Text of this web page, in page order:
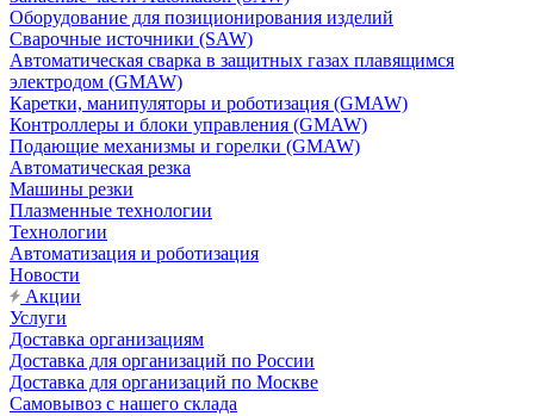
Оборудование для позиционирования изделий
Сварочные источники (SAW)
Автоматическая сварка в защитных газах плавящимся
электродом (GMAW)
Каретки, манипуляторы и роботизация (GMAW)
Контроллеры и блоки управления (GMAW)
Подающие механизмы и горелки (GMAW)
Автоматическая резка
Машины резки
Плазменные технологии
Технологии
Автоматизация и роботизация
Новости
Акции
Услуги
Доставка организациям
Доставка для организаций по России
Доставка для организаций по Москве
Самовывоз с нашего склада